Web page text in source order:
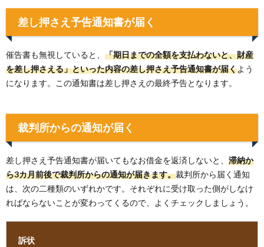
差し押さえ予告通知書が届く
催告書も無視していると、 「期日までの全額を支払わないと、財産
を差し押さえる」といった内容の差し押さえ予告通知書が届くよう
になります。この通知書は差し押さえの最終予告となります。
裁判所からの通知が届く
差し押さえ予告通知書が届いてもなお借金を返済しないと、 滞納か
ら3カ月前後で裁判所からの通知が届きます。裁判所から届く通知
は、次の二種類のいずれかです。それぞれに受け取った側がしなけ
ればならないことが変わってくるので、よくチェックしましょう。
訴状